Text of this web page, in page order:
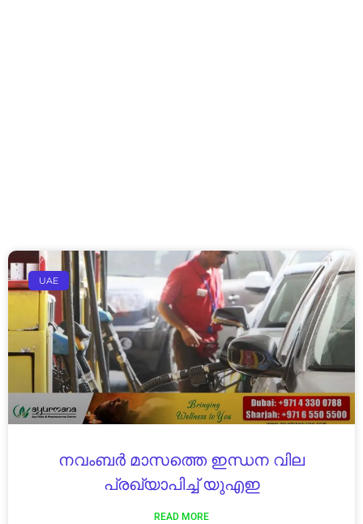
UAE
നവംബർ മാസത്തെ ഇന്ധന വില
പ്രഖ്യാപിച്ച് യുഎഇ
READ MORE